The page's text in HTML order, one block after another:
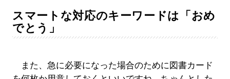
スマートな対応のキーワードは「おめ
でとう」
また、急に必要になった場合のために図書カード